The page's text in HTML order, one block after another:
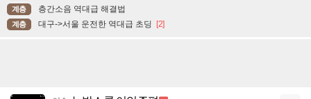
계층 층간소음 역대급 해결법
계층 대구->서울 운전한 역대급 초딩 [2]